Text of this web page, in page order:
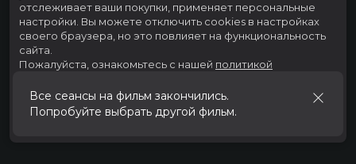
Все сеансы на фильм закончились.
Попробуйте выбрать другой фильм.
отслеживает ваши покупки, применяет персональные
настройки. Вы можете отключить cookies в настройках
своего браузера, но это повлияет на функциональность
сайта.
Пожалуйста, ознакомьтесь с нашей политикой
Принять